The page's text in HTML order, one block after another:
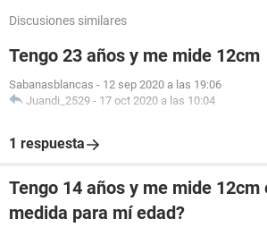
Discusiones similares
Tengo 23 años y me mide 12cm
Sabanasblancas - 12 sep 2020 a las 19:06
Juandi_2529 - 17 oct 2020 a las 10:04
1 respuesta
Tengo 14 años y me mide 12cm
medida para mí edad?